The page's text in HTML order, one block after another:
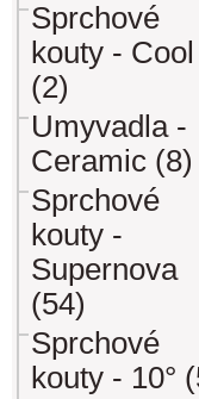
Sprchové
kouty - Cool
(2)
Umyvadla -
Ceramic (8)
Sprchové
kouty -
Supernova
(54)
Sprchové
kouty - 10°